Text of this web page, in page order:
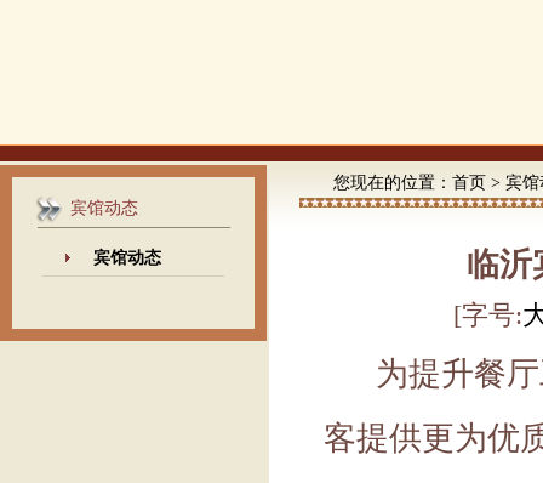
宾馆动态
宾馆动态
您现在的位置： 首页 > 宾馆
临沂
[字号:
为提升餐
客提供更为优